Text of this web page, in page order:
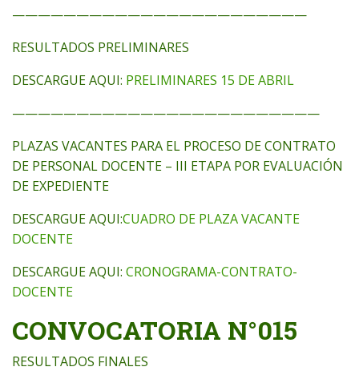
———————————————————————
RESULTADOS PRELIMINARES
DESCARGUE AQUI: PRELIMINARES 15 DE ABRIL
————————————————————————
PLAZAS VACANTES PARA EL PROCESO DE CONTRATO
DE PERSONAL DOCENTE – III ETAPA POR EVALUACIÓN
DE EXPEDIENTE
DESCARGUE AQUI:CUADRO DE PLAZA VACANTE
DOCENTE
DESCARGUE AQUI: CRONOGRAMA-CONTRATO-
DOCENTE
CONVOCATORIA N°015
RESULTADOS FINALES